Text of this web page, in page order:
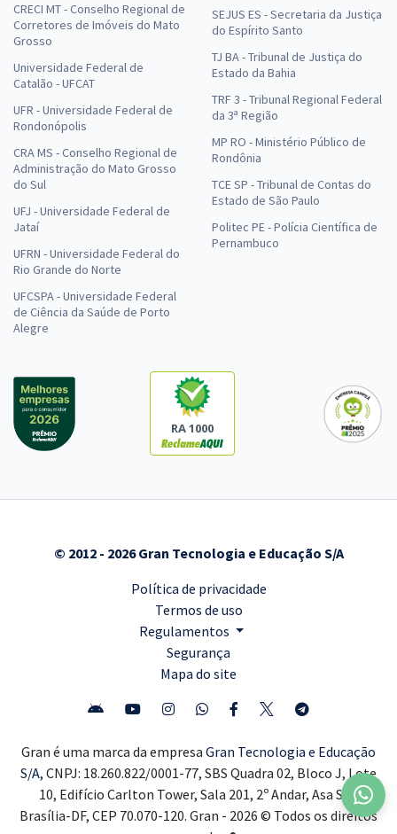
CRECI MT - Conselho Regional de
Corretores de Imóveis do Mato
Grosso
Universidade Federal de
Catalão - UFCAT
UFR - Universidade Federal de
Rondonópolis
CRA MS - Conselho Regional de
Administração do Mato Grosso
do Sul
UFJ - Universidade Federal de
Jataí
UFRN - Universidade Federal do
Rio Grande do Norte
UFCSPA - Universidade Federal
de Ciência da Saúde de Porto
Alegre
SEJUS ES - Secretaria da Justiça
do Espírito Santo
TJ BA - Tribunal de Justiça do
Estado da Bahia
TRF 3 - Tribunal Regional Federal
da 3ª Região
MP RO - Ministério Público de
Rondônia
TCE SP - Tribunal de Contas do
Estado de São Paulo
Politec PE - Polícia Científica de
Pernambuco
RA 1000
© 2012 - 2026 Gran Tecnologia e Educação S/A
Política de privacidade
Termos de uso
Regulamentos
Segurança
Mapa do site
Gran é uma marca da empresa Gran Tecnologia e Educação
S/A, CNPJ: 18.260.822/0001-77, SBS Quadra 02, Bloco J, Lote
10, Edifício Carlton Tower, Sala 201, 2º Andar, Asa Sul,
Brasília-DF, CEP 70.070-120. Gran - 2026 © Todos os direitos